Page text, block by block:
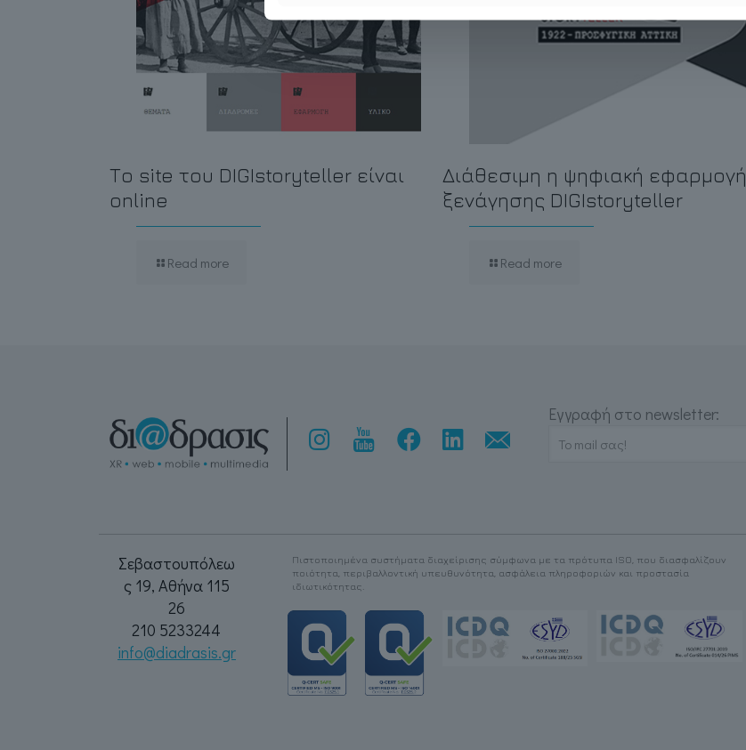
Το site του DIGIstoryteller είναι
online
Read more
Διάθεσιμη η ψηφιακή εφαρμογή
ξενάγησης DIGIstoryteller
Read more
Εγγραφή στο newsletter:
Σεβαστουπόλεω
ς 19, Αθήνα 115
26
210 5233244
info@diadrasis.gr
Πιστοποιημένα συστήματα διαχείρισης σύμφωνα με τα πρότυπα ISO, που διασφαλίζουν
ποιότητα, περιβαλλοντική υπευθυνότητα, ασφάλεια πληροφοριών και προστασία
ιδιωτικότητας.